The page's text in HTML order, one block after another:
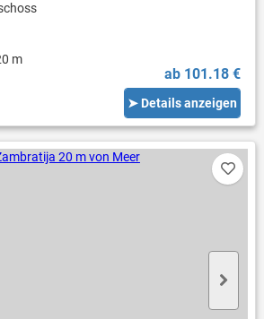
m
ab 101.18 €
➤ Details anzeigen